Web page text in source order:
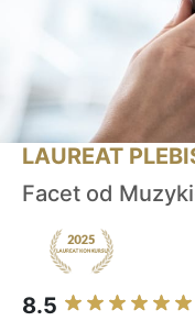
LAUREAT
Facet od
8.5